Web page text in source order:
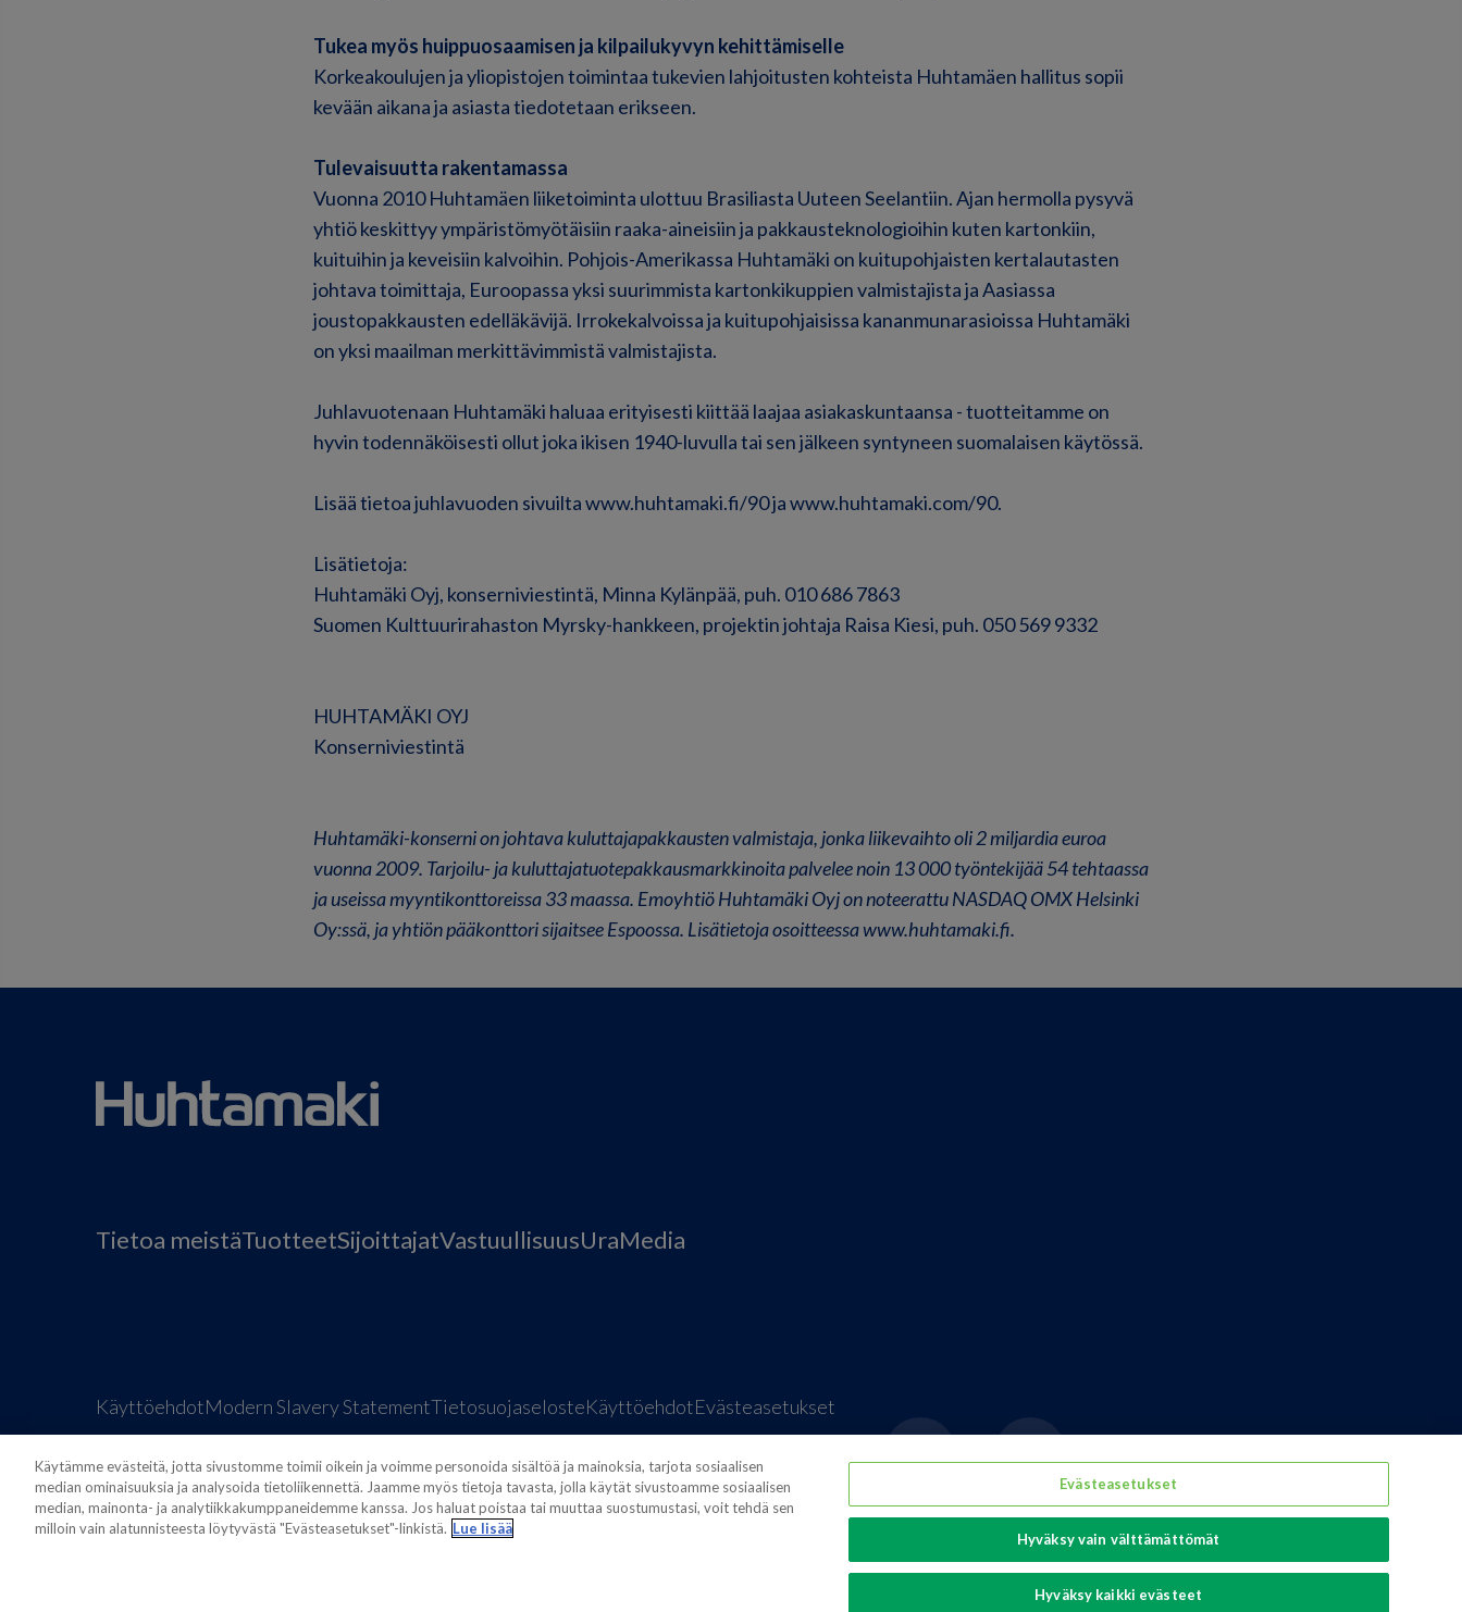
Tukea myös huippuosaamisen ja kilpailukyvyn kehittämiselle
Korkeakoulujen ja yliopistojen toimintaa tukevien lahjoitusten kohteista Huhtamäen hallitus sopii
kevään aikana ja asiasta tiedotetaan erikseen.
Tulevaisuutta rakentamassa
Vuonna 2010 Huhtamäen liiketoiminta ulottuu Brasiliasta Uuteen Seelantiin. Ajan hermolla pysyvä
yhtiö keskittyy ympäristömyötäisiin raaka-aineisiin ja pakkausteknologioihin kuten kartonkiin,
kuituihin ja keveisiin kalvoihin. Pohjois-Amerikassa Huhtamäki on kuitupohjaisten kertalautasten
johtava toimittaja, Euroopassa yksi suurimmista kartonkikuppien valmistajista ja Aasiassa
joustopakkausten edelläkävijä. Irrokekalvoissa ja kuitupohjaisissa kananmunarasioissa Huhtamäki
on yksi maailman merkittävimmistä valmistajista.
Juhlavuotenaan Huhtamäki haluaa erityisesti kiittää laajaa asiakaskuntaansa - tuotteitamme on
hyvin todennäköisesti ollut joka ikisen 1940-luvulla tai sen jälkeen syntyneen suomalaisen käytössä.
Lisää tietoa juhlavuoden sivuiltawww.huhtamaki.fi/90jawww.huhtamaki.com/90.
Lisätietoja:
Huhtamäki Oyj, konserniviestintä, Minna Kylänpää, puh. 010 686 7863
Suomen Kulttuurirahaston Myrsky-hankkeen, projektin johtaja Raisa Kiesi, puh. 050 569 9332
HUHTAMÄKI OYJ
Konserniviestintä
Huhtamäki-konserni on johtava kuluttajapakkausten valmistaja, jonka liikevaihto oli 2 miljardia euroa
vuonna 2009. Tarjoilu- ja kuluttajatuotepakkausmarkkinoita palvelee noin 13 000 työntekijää 54 tehtaassa
ja useissa myyntikonttoreissa 33 maassa. Emoyhtiö Huhtamäki Oyj on noteerattu NASDAQ OMX Helsinki
Oy:ssä, ja yhtiön pääkonttori sijaitsee Espoossa. Lisätietoja osoitteessa www.huhtamaki.fi.
Tietoa meistäTuotteetSijoittajatVastuullisuusUraMedia
KäyttöehdotModern Slavery StatementTietosuojaselosteKäyttöehdotEvästeasetukset
Global supplier of food and beverage packaging
Käytämme evästeitä, jotta sivustomme toimii oikein ja voimme personoida sisältöä ja mainoksia, tarjota sosiaalisen
median ominaisuuksia ja analysoida tietoliikennettä. Jaamme myös tietoja tavasta, jolla käytät sivustoamme sosiaalisen
median, mainonta- ja analytiikkakumppaneidemme kanssa. Jos haluat poistaa tai muuttaa suostumustasi, voit tehdä sen
milloin vain alatunnisteesta löytyvästä "Evästeasetukset"-linkistä. Lue lisää
Evästeasetukset
Hyväksy vain välttämättömät
Hyväksy kaikki evästeet